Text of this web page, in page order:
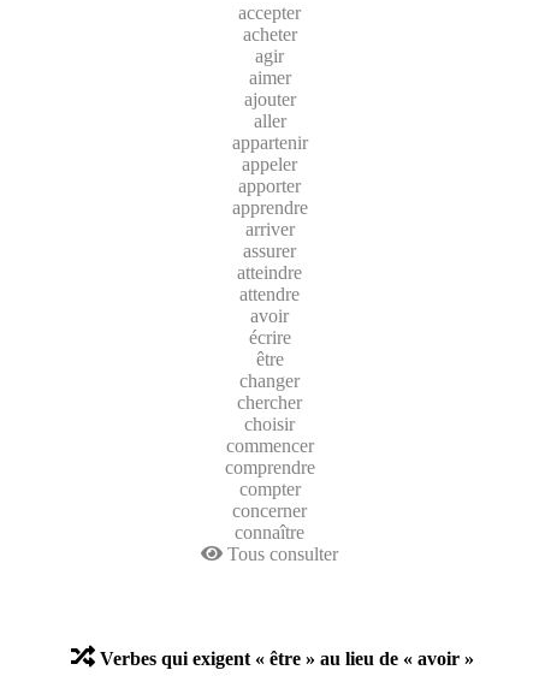
accepter
acheter
agir
aimer
ajouter
aller
appartenir
appeler
apporter
apprendre
arriver
assurer
atteindre
attendre
avoir
écrire
être
changer
chercher
choisir
commencer
comprendre
compter
concerner
connaître
Tous consulter
Verbes qui exigent « être » au lieu de « avoir »